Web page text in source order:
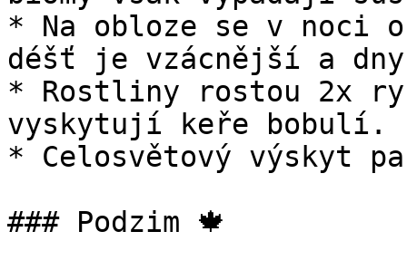
* Na obloze se v noci
déšť je vzácnější a
* Rostliny rostou 2x
vyskytují keře bobulí.
* Celosvětový výskyt
### Podzim 🍁